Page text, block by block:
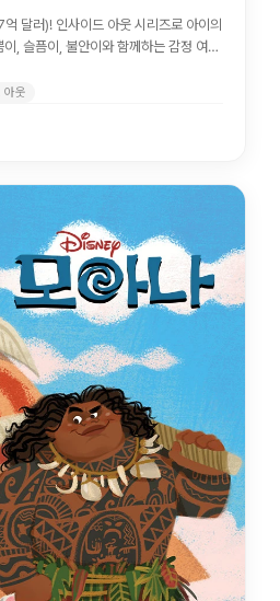
달러)! 인사이드 아웃 시리즈로 아이의
, 슬픔이, 불안이와 함께하는 감정 여행
아웃